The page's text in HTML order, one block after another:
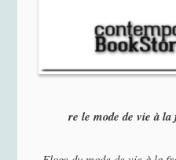
re le mode de vie à la